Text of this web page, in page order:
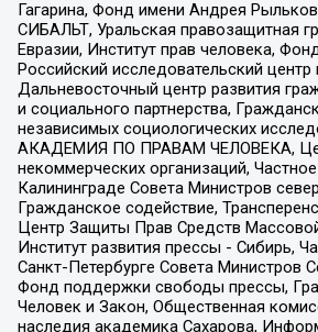
Гагарина, Фонд имени Андрея
СИБАЛЬТ, Уральская правозащитная
Евразии, Институт прав человека,
Российский исследовательский
Дальневосточный центр развития
и социального партнерства,
независимых социологических
АКАДЕМИЯ ПО ПРАВАМ ЧЕЛОВЕКА,
некоммерческих организаций,
Калининграде Совета Министров
Гражданское содействие,
Центр Защиты Прав Средств
Институт развития прессы - Сибирь,
Санкт-Петербурге Совета Министров
Фонд поддержки свободы прессы,
Человек и Закон, Общественная
наследия академика Сахарова,